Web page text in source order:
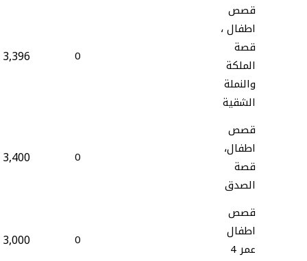
قصص
اطفال ،
قصة
الملكة
والنملة
الشقية
0
3,396
قصص
اطفال،
قصة
الصدق
0
3,400
قصص
اطفال
عمر 4
0
3,000